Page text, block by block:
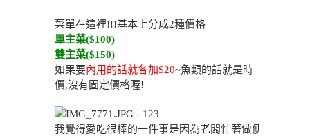
菜單在這裡!!!基本上分成2種價格
單主菜($100)
雙主菜($150)
如果要內用的話就各加$20~魚類的話就是時
價,沒有固定價格喔!
我覺得愛吃很棒的一件事是因為老闆忙著做便